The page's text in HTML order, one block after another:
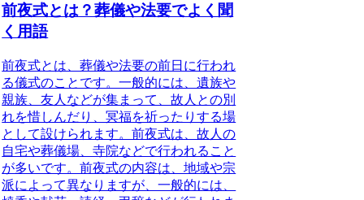
前夜式とは？葬儀や法要でよく聞
く用語
前夜式とは、葬儀や法要の前日に行われ
る儀式のことです。一般的には、遺族や
親族、友人などが集まって、故人との別
れを惜しんだり、冥福を祈ったりする場
として設けられます。前夜式は、故人の
自宅や葬儀場、寺院などで行われること
が多いです。前夜式の内容は、地域や宗
派によって異なりますが、一般的には、